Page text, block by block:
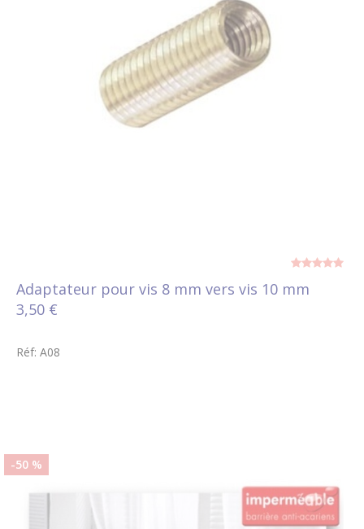
Adaptateur pour vis 8 mm vers vis 10 mm
3,50 €
Réf: A08
-50 %